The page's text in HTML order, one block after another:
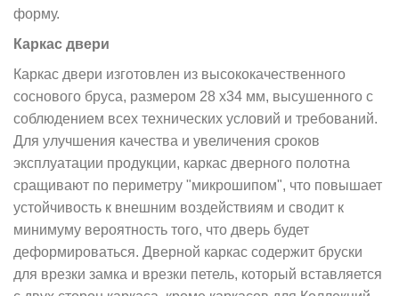
форму.
Каркас двери
Каркас двери изготовлен из высококачественного
соснового бруса, размером 28 х34 мм, высушенного с
соблюдением всех технических условий и требований.
Для улучшения качества и увеличения сроков
эксплуатации продукции, каркас дверного полотна
сращивают по периметру "микрошипом", что повышает
устойчивость к внешним воздействиям и сводит к
минимуму вероятность того, что дверь будет
деформироваться. Дверной каркас содержит бруски
для врезки замка и врезки петель, который вставляется